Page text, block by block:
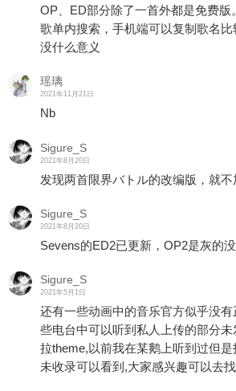
OP、ED部分除了一首外都是免费版
歌单内搜索，手机端可以复制歌名
没什么意义
瑶璃
2021年11月21日
Nb
Sigure_S
2021年8月20日
发现两首限界バトル的改编版，就不
Sigure_S
2021年8月20日
Sevens的ED2已更新，OP2是灰的没
Sigure_S
2021年5月1日
还有一些动画中的音乐官方似乎没
些电台中可以听到私人上传的部分
拉theme,以前我在某鹅上听到过但
未收录可以看到,大家感兴趣可以去